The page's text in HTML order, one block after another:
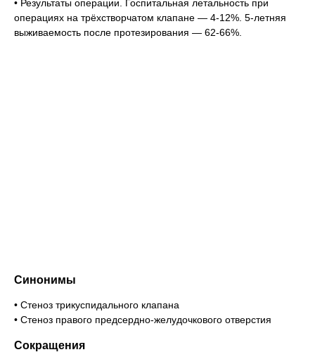
• Результаты операции. Госпитальная летальность при
операциях на трёхстворчатом клапане — 4-12%. 5-летняя
выживаемость после протезирования — 62-66%.
Синонимы
• Стеноз трикуспидального клапана
• Стеноз правого предсердно-желудочкового отверстия
Сокращения